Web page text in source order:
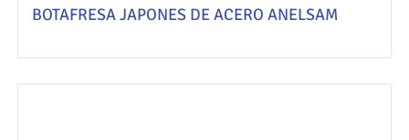
BOTAFRESA JAPONES DE ACERO ANELSAM